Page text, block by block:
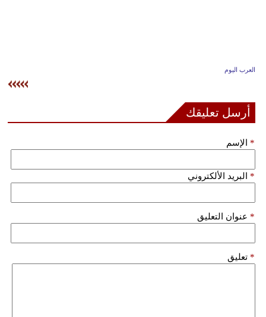
بيئة
أبراج
سيارات
العرب اليوم
أرسل تعليقك
الإسم *
البريد الألكتروني *
عنوان التعليق *
تعليق *